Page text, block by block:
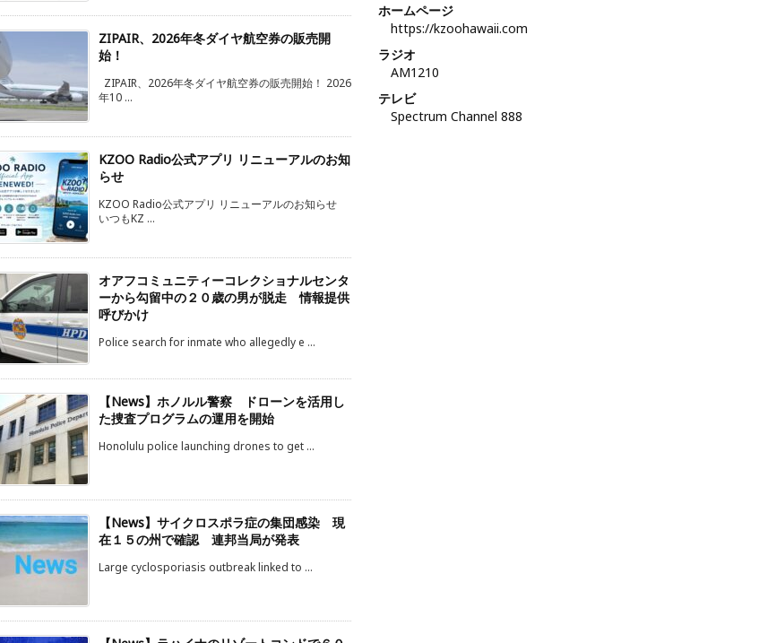
ZIPAIR、2026年冬ダイヤ航空券の販売開
始！
ZIPAIR、2026年冬ダイヤ航空券の販売開始！ 2026
年10 ...
KZOO Radio公式アプリ リニューアルのお知
らせ
KZOO Radio公式アプリ リニューアルのお知らせ
いつもKZ ...
オアフコミュニティーコレクショナルセンタ
ーから勾留中の２０歳の男が脱走 情報提供
呼びかけ
Police search for inmate who allegedly e ...
【News】ホノルル警察 ドローンを活用し
た捜査プログラムの運用を開始
Honolulu police launching drones to get ...
【News】サイクロスポラ症の集団感染 現
在１５の州で確認 連邦当局が発表
Large cyclosporiasis outbreak linked to ...
ホームページ
https://kzoohawaii.com
ラジオ
AM1210
テレビ
Spectrum Channel 888